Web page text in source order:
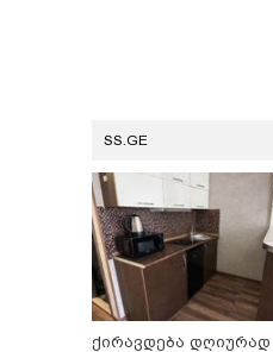
SS.GE
ქირავდება დღიურად